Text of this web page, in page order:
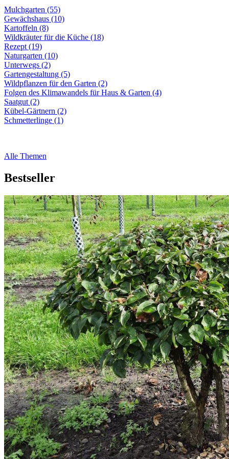
Mulchgarten (55)
Gewächshaus (10)
Kartoffeln (8)
Wildkräuter für die Küche (18)
Rezept (19)
Naturgarten (10)
Unterwegs (2)
Gartengestaltung (5)
Wildpflanzen für den Garten (2)
Folgen des Klimawandels für Haus & Garten (4)
Saatgut (2)
Kübel-Gärtnern (2)
Schmetterlinge (1)
Alle Themen
Bestseller